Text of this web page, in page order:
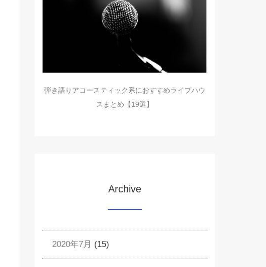
弾き語りアコースティック系におすすめライブハウ
スまとめ【19選】
Archive
2020年7月 (15)